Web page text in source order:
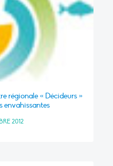
régionale « Décideurs »
envahissantes
2012